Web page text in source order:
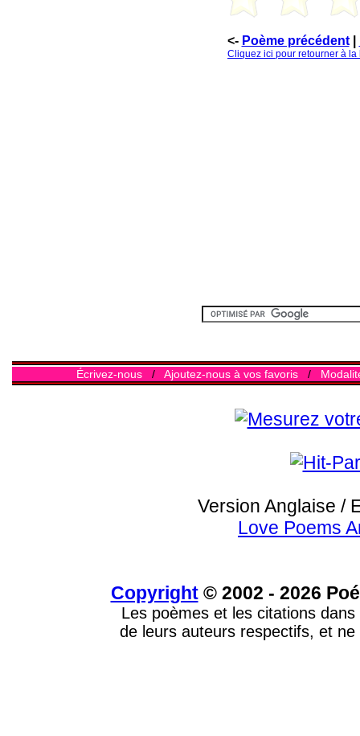
<- Poème précédent|
Cliquez ici pour retourner à
Écrivez-nous/ Ajoutez-nous à vos favoris/
Version Anglaise /
Love Poems
Copyright© 2002 - 2026
Les poèmes et les citations
de leurs auteurs respectifs, et